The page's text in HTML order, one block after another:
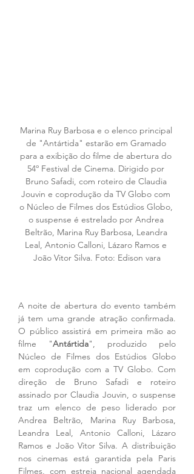
Marina Ruy Barbosa e o elenco principal
de "Antártida" estarão em Gramado
para a exibição do filme de abertura do
54º Festival de Cinema. Dirigido por
Bruno Safadi, com roteiro de Claudia
Jouvin e coprodução da TV Globo com
o Núcleo de Filmes dos Estúdios Globo,
o suspense é estrelado por Andrea
Beltrão, Marina Ruy Barbosa, Leandra
Leal, Antonio Calloni, Lázaro Ramos e
João Vitor Silva. Foto: Edison vara
A noite de abertura do evento também
já tem uma grande atração confirmada.
O público assistirá em primeira mão ao
filme "Antártida", produzido pelo
Núcleo de Filmes dos Estúdios Globo
em coprodução com a TV Globo. Com
direção de Bruno Safadi e roteiro
assinado por Claudia Jouvin, o suspense
traz um elenco de peso liderado por
Andrea Beltrão, Marina Ruy Barbosa,
Leandra Leal, Antonio Calloni, Lázaro
Ramos e João Vitor Silva. A distribuição
nos cinemas está garantida pela Paris
Filmes, com estreia nacional agendada